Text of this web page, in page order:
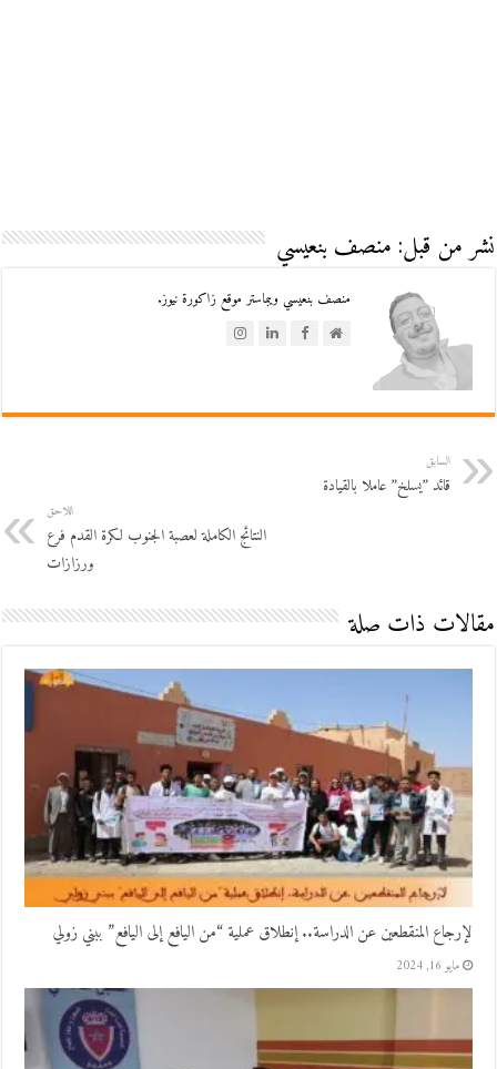
نشر من قبل: منصف بنعيسي
منصف بنعيسي ويبماستر موقع زاكورة نيوز.
السابق
قائد ”يسلخ” عاملا بالقيادة
اللاحق
النتائج الكاملة لعصبة الجنوب لكرة القدم فرع
ورزازات
مقالات ذات صلة
لإرجاع المنقطعين عن الدراسة.. إنطلاق عملية “من اليافع إلى اليافع” ببني زولي
مايو 16, 2024